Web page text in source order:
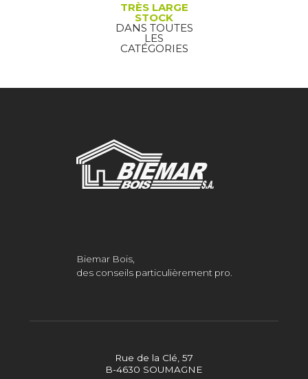
TRÈS LARGE
STOCK
DANS TOUTES
LES
CATÉGORIES
Biemar Bois,
des conseils particulièrement pro.
Rue de la Clé, 57
B-4630 SOUMAGNE